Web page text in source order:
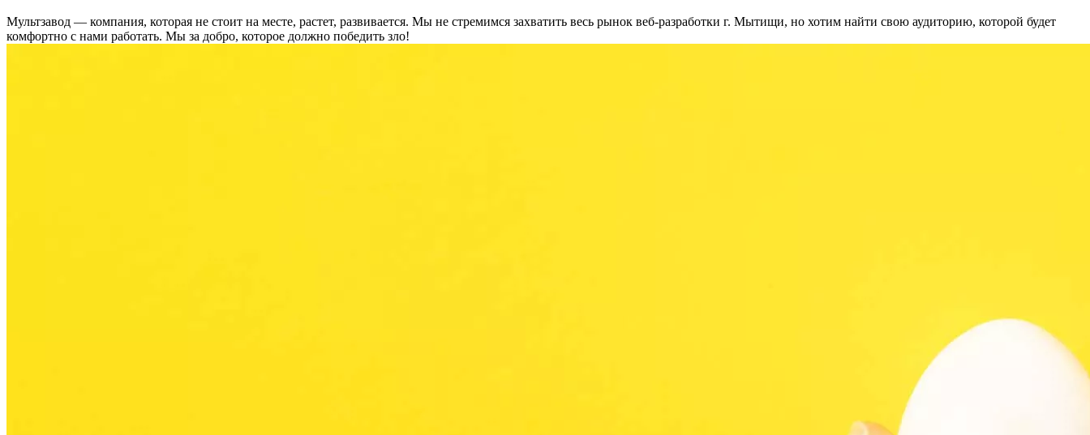
Мультзавод — компания, которая не стоит на месте, растет, развивается. Мы не стремимся захватить весь рынок веб-разработки г. Мытищи, но хотим найти свою аудиторию, которой будет
комфортно с нами работать. Мы за добро, которое должно победить зло!